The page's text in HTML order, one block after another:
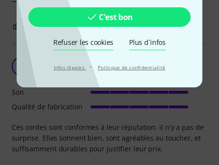
C'est bon
Refuser les cookies Plus d´infos
Infos légales · Politique de confidentialité
0 SIGNALER L'ÉVALUATION
Bogla 04.03.2024
Ces cordes sont conformes à leur réputation, il n'y a pas de
surprise. Elles sonnent bien, sont agréables au toucher, et
suffisamment durables pour justifier leur prix.
Son
Qualité de fabrication